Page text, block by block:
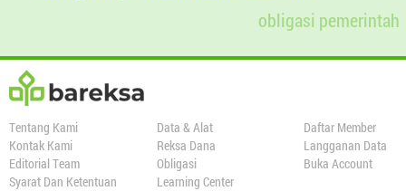
obligasi pemerintah
Tentang Kami
Kontak Kami
Editorial Team
Syarat Dan Ketentuan
Data & Alat
Reksa Dana
Obligasi
Learning Center
Daftar Member
Langganan Data
Buka Account